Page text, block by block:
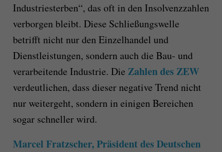
Industriesterben“, das oft in den Insolvenzzahlen
verborgen bleibt. Diese Schließungswelle
betrifft nicht nur den Einzelhandel und
Dienstleistungen, sondern auch die Bau- und
verarbeitende Industrie. Die Zahlen des ZEW
verdeutlichen, dass dieser negative Trend nicht
nur weitergeht, sondern in einigen Bereichen
sogar schneller wird.
Marcel Fratzscher, Präsident des Deutschen